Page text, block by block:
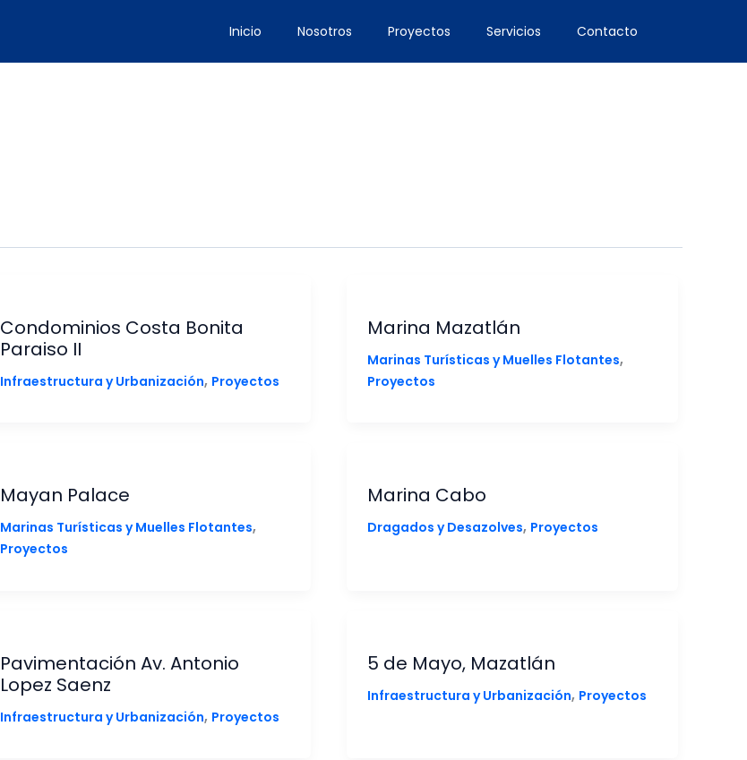
Inicio Nosotros Proyectos Servicios Contacto
Condominios Costa Bonita
Paraiso II
Infraestructura y Urbanización, Proyectos
Marina Mazatlán
Marinas Turísticas y Muelles Flotantes,
Proyectos
Mayan Palace
Marinas Turísticas y Muelles Flotantes,
Proyectos
Marina Cabo
Dragados y Desazolves, Proyectos
Pavimentación Av. Antonio
Lopez Saenz
Infraestructura y Urbanización, Proyectos
5 de Mayo, Mazatlán
Infraestructura y Urbanización, Proyectos